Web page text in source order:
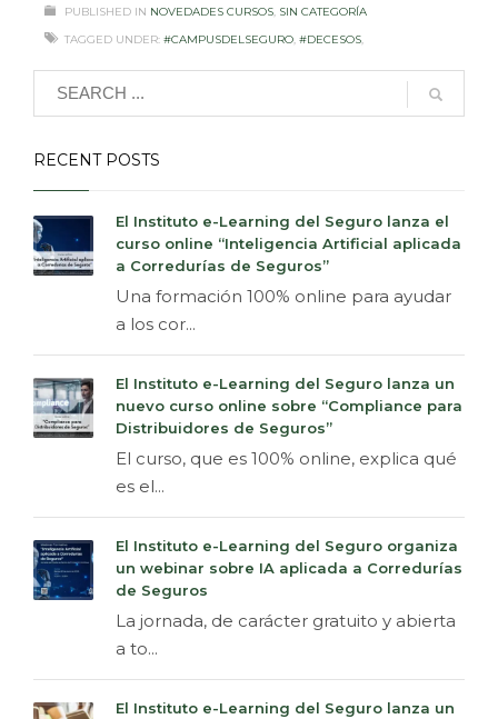
PUBLISHED IN NOVEDADES CURSOS, SIN CATEGORÍA
TAGGED UNDER: #CAMPUSDELSEGURO, #DECESOS,
#ELCAMPUSVERDE,#FORMACION,#PREVENTIVASEGUROS
RECENT POSTS
El Instituto e-Learning del Seguro lanza el
curso online “Inteligencia Artificial aplicada
a Corredurías de Seguros”
Una formación 100% online para ayudar
a los cor...
El Instituto e-Learning del Seguro lanza un
nuevo curso online sobre “Compliance para
Distribuidores de Seguros”
El curso, que es 100% online, explica qué
es el...
El Instituto e-Learning del Seguro organiza
un webinar sobre IA aplicada a Corredurías
de Seguros
La jornada, de carácter gratuito y abierta
a to...
El Instituto e-Learning del Seguro lanza un